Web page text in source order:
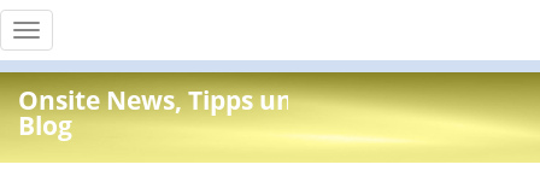
Toggle
navigation
Onsite News, Tipps und Info
Blog